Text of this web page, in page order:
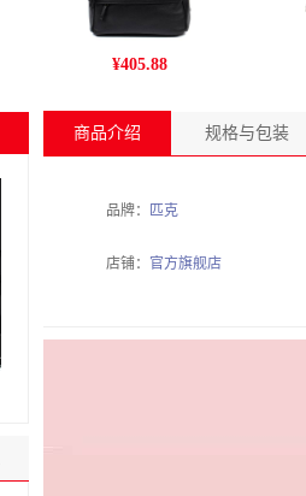
丹爵(DANJUE)新款男包 商
¥405.88
商品介绍 规格与包装
品牌： 匹克
店铺： 官方旗舰店